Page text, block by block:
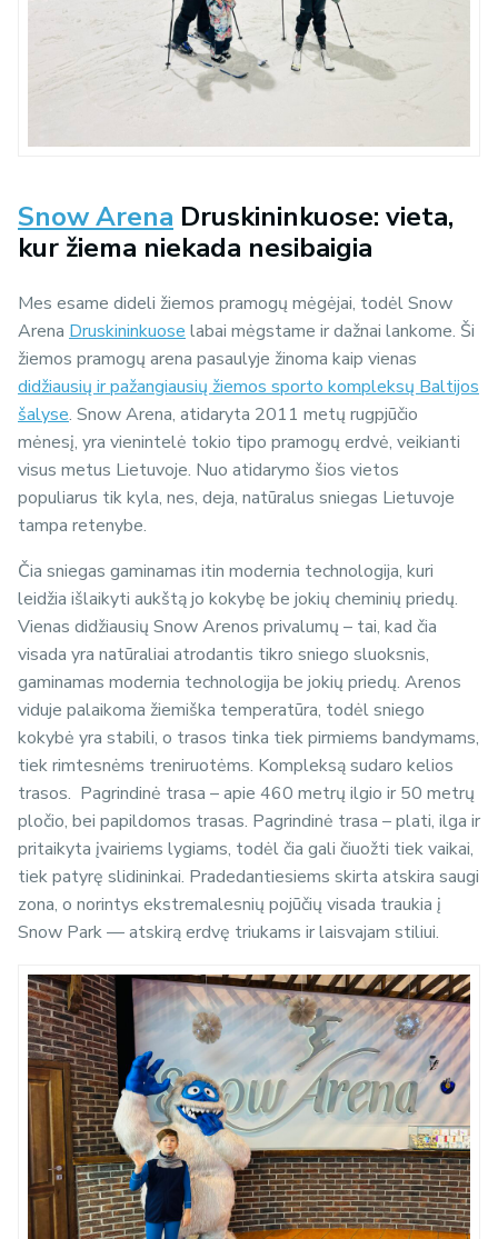
Snow Arena Druskininkuose: vieta,
kur žiema niekada nesibaigia
Mes esame dideli žiemos pramogų mėgėjai, todėl Snow
Arena Druskininkuose labai mėgstame ir dažnai lankome. Ši
žiemos pramogų arena pasaulyje žinoma kaip vienas
didžiausių ir pažangiausių žiemos sporto kompleksų Baltijos
šalyse. Snow Arena, atidaryta 2011 metų rugpjūčio
mėnesį, yra vienintelė tokio tipo pramogų erdvė, veikianti
visus metus Lietuvoje. Nuo atidarymo šios vietos
populiarus tik kyla, nes, deja, natūralus sniegas Lietuvoje
tampa retenybe.
Čia sniegas gaminamas itin modernia technologija, kuri
leidžia išlaikyti aukštą jo kokybę be jokių cheminių priedų.
Vienas didžiausių Snow Arenos privalumų – tai, kad čia
visada yra natūraliai atrodantis tikro sniego sluoksnis,
gaminamas modernia technologija be jokių priedų. Arenos
viduje palaikoma žiemiška temperatūra, todėl sniego
kokybė yra stabili, o trasos tinka tiek pirmiems bandymams,
tiek rimtesnėms treniruotėms. Kompleksą sudaro kelios
trasos. Pagrindinė trasa – apie 460 metrų ilgio ir 50 metrų
pločio, bei papildomos trasas. Pagrindinė trasa – plati, ilga ir
pritaikyta įvairiems lygiams, todėl čia gali čiuožti tiek vaikai,
tiek patyrę slidininkai. Pradedantiesiems skirta atskira saugi
zona, o norintys ekstremalesnių pojūčių visada traukia į
Snow Park — atskirą erdvę triukams ir laisvajam stiliui.